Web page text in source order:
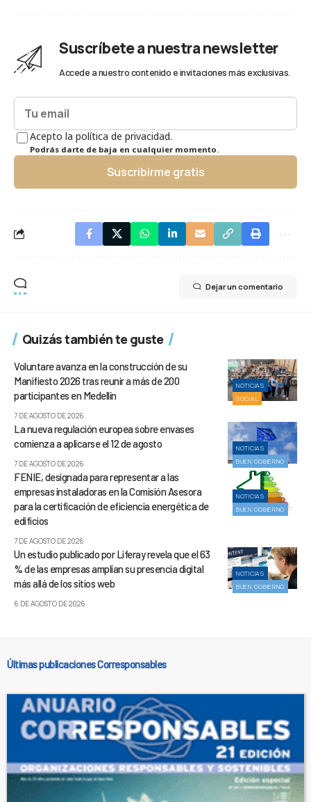
Suscríbete a nuestra newsletter
Accede a nuestro contenido e invitaciones más exclusivas.
Acepto la política de privacidad.
Podrás darte de baja en cualquier momento.
Suscribirme gratis
Dejar un comentario
Quizás también te guste
NOTICIAS
SOCIAL
Voluntare avanza en la construcción de su
Manifiesto 2026 tras reunir a más de 200
participantes en Medellín
7 DE AGOSTO DE 2026
NOTICIAS
BUEN GOBIERNO
La nueva regulación europea sobre envases
comienza a aplicarse el 12 de agosto
7 DE AGOSTO DE 2026
NOTICIAS
BUEN GOBIERNO
FENIE, designada para representar a las
empresas instaladoras en la Comisión Asesora
para la certificación de eficiencia energética de
edificios
7 DE AGOSTO DE 2026
NOTICIAS
BUEN GOBIERNO
Un estudio publicado por Liferay revela que el 63
% de las empresas amplían su presencia digital
más allá de los sitios web
6 DE AGOSTO DE 2026
Últimas publicaciones Corresponsables